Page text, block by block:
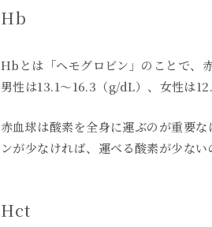
Hb
Hbとは「ヘモグロビン」のことで、
男性は13.1～16.3（g/dL）、女性は
赤血球は酸素を全身に運ぶのが重要
ンが少なければ、運べる酸素が少ない
Hct